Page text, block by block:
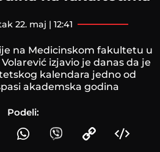
22. maj | 12:41
na Medicinskom fakultetu u
izjavio je danas da je
kalendara jedno od
akademska godina
Podeli: